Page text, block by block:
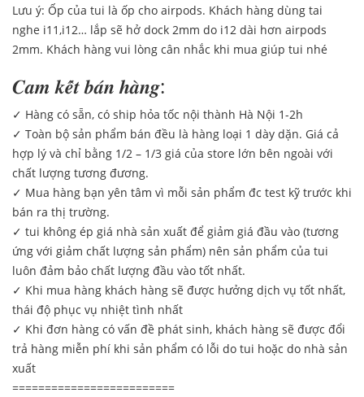
Lưu ý: Ốp của tui là ốp cho airpods. Khách hàng dùng tai
nghe i11,i12… lắp sẽ hở dock 2mm do i12 dài hơn airpods
2mm. Khách hàng vui lòng cân nhắc khi mua giúp tui nhé
𝑪𝒂𝒎 𝒌𝒆̂́𝒕 𝒃𝒂́𝒏 𝒉𝒂̀𝒏𝒈:
✓ Hàng có sẵn, có ship hỏa tốc nội thành Hà Nội 1-2h
✓ Toàn bộ sản phẩm bán đều là hàng loại 1 dày dặn. Giá cả
hợp lý và chỉ bằng 1/2 – 1/3 giá của store lớn bên ngoài với
chất lượng tương đương.
✓ Mua hàng bạn yên tâm vì mỗi sản phẩm đc test kỹ trước khi
bán ra thị trường.
✓ tui không ép giá nhà sản xuất để giảm giá đầu vào (tương
ứng với giảm chất lượng sản phẩm) nên sản phẩm của tui
luôn đảm bảo chất lượng đầu vào tốt nhất.
✓ Khi mua hàng khách hàng sẽ được hưởng dịch vụ tốt nhất,
thái độ phục vụ nhiệt tình nhất
✓ Khi đơn hàng có vấn đề phát sinh, khách hàng sẽ được đổi
trả hàng miễn phí khi sản phẩm có lỗi do tui hoặc do nhà sản
xuất
=========================